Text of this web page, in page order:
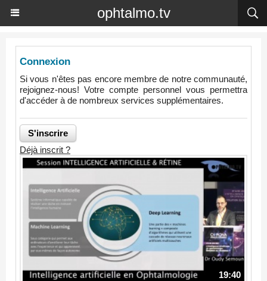
ophtalmo.tv
Connexion
Si vous n'êtes pas encore membre de notre communauté,
rejoignez-nous! Votre compte personnel vous permettra
d'accéder à de nombreux services supplémentaires.
Déjà inscrit ?
19:40